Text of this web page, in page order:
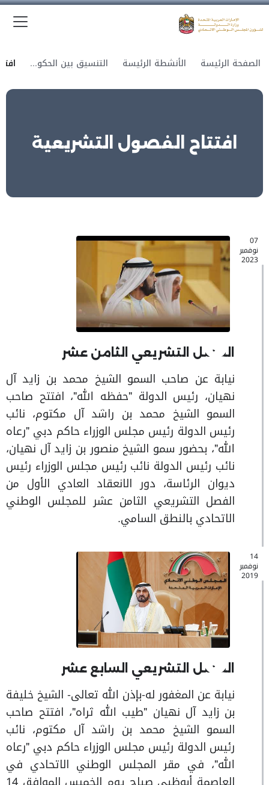
الصفحة الرئيسة الأنشطة الرئيسة التنسيق بين الحكومة والمجلس
افتتاح الفصول التشريعية
07
نوفمبر
2023
الفصل التشريعي الثامن عشر
نيابة عن صاحب السمو الشيخ محمد بن زايد آل
نهيان، رئيس الدولة "حفظه الله"، افتتح صاحب
السمو الشيخ محمد بن راشد آل مكتوم، نائب
رئيس الدولة رئيس مجلس الوزراء حاكم دبي "رعاه
الله"، بحضور سمو الشيخ منصور بن زايد آل نهيان،
نائب رئيس الدولة نائب رئيس مجلس الوزراء رئيس
ديوان الرئاسة، دور الانعقاد العادي الأول من
الفصل التشريعي الثامن عشر للمجلس الوطني
الاتحادي بالنطق السامي.
14
نوفمبر
2019
الفصل التشريعي السابع عشر
نيابة عن المغفور له-بإذن الله تعالى- الشيخ خليفة
بن زايد آل نهيان "طيب الله ثراه"، افتتح صاحب
السمو الشيخ محمد بن راشد آل مكتوم، نائب
رئيس الدولة رئيس مجلس الوزراء حاكم دبي "رعاه
الله"، في مقر المجلس الوطني الاتحادي في